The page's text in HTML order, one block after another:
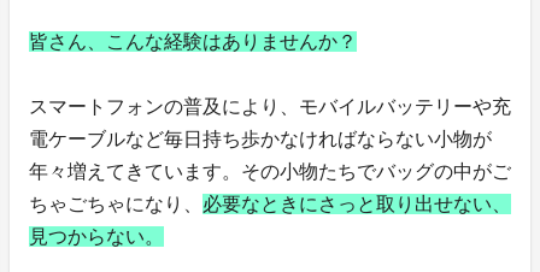
皆さん、こんな経験はありませんか？
スマートフォンの普及により、モバイルバッテリーや充
電ケーブルなど毎日持ち歩かなければならない小物が
年々増えてきています。その小物たちでバッグの中がご
ちゃごちゃになり、 必要なときにさっと取り出せない、
見つからない。